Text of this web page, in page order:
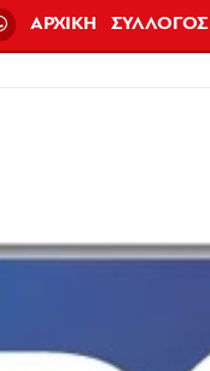
ΑΡΧΙΚΗ ΣΥΛΛΟΓΟΣ